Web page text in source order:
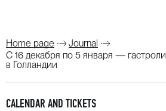
Home page
Journal
C 16 декабря по 5 января —
в Голландии
CALENDAR AND TICKETS